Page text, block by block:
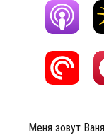
Меня зовут